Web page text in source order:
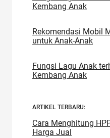
Kembang Anak
Rekomendasi Mobil
untuk Anak-Anak
Fungsi Lagu Anak
Kembang Anak
ARTIKEL TERBARU:
Cara Menghitung
Harga Jual